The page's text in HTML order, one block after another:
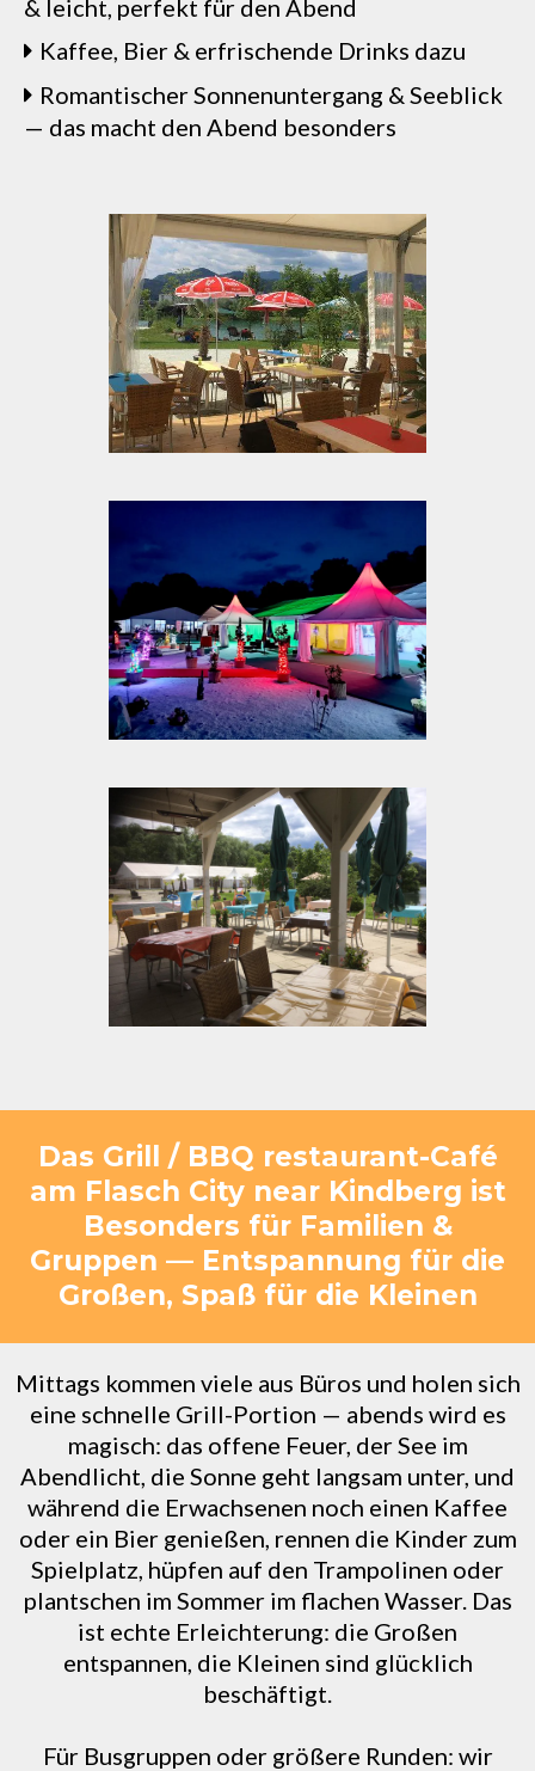
& leicht, perfekt für den Abend
Kaffee, Bier & erfrischende Drinks dazu
Romantischer Sonnenuntergang & Seeblick
— das macht den Abend besonders
Das Grill / BBQ restaurant-Café
am Flasch City near Kindberg ist
Besonders für Familien &
Gruppen — Entspannung für die
Großen, Spaß für die Kleinen
Mittags kommen viele aus Büros und holen sich
eine schnelle Grill-Portion — abends wird es
magisch: das offene Feuer, der See im
Abendlicht, die Sonne geht langsam unter, und
während die Erwachsenen noch einen Kaffee
oder ein Bier genießen, rennen die Kinder zum
Spielplatz, hüpfen auf den Trampolinen oder
plantschen im Sommer im flachen Wasser. Das
ist echte Erleichterung: die Großen
entspannen, die Kleinen sind glücklich
beschäftigt.
Für Busgruppen oder größere Runden: wir